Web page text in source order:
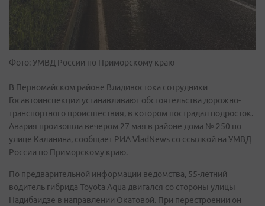
Фото: УМВД России по Приморскому краю
В Первомайском районе Владивостока сотрудники
Госавтоинспекции устанавливают обстоятельства дорожно-
транспортного происшествия, в котором пострадал подросток.
Авария произошла вечером 27 мая в районе дома № 250 по
улице Калинина, сообщает РИА VladNews со ссылкой на УМВД
России по Приморскому краю.
По предварительной информации ведомства, 55-летний
водитель гибрида Toyota Aqua двигался со стороны улицы
Надибаидзе в направлении Окатовой. При перестроении он